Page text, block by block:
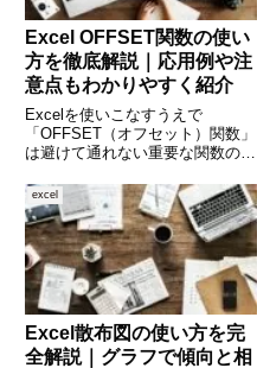
Excel OFFSET関数の使い
方を徹底解説｜応用例や注
意点もわかりやすく紹介
Excelを使いこなすうえで
「OFFSET（オフセット）関数」
は避けて通れない重要な関数のひ
すが、使いこなせば「動的なセル
参照」や「柔軟なデータ抽出」が
可能になり、表計算の幅がグンと
広がります。本記事では、OF
excel
Excel散布図の使い方を完
全解説｜グラフで傾向と相